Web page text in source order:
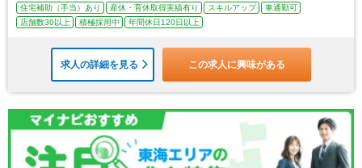
住宅補助（手当）あり
産休・育休取得実績有り スキルアップ
車通勤可
店舗数30以上
積極採用中 年間休日120日以上
求人の詳細を見る この求人に興味がある